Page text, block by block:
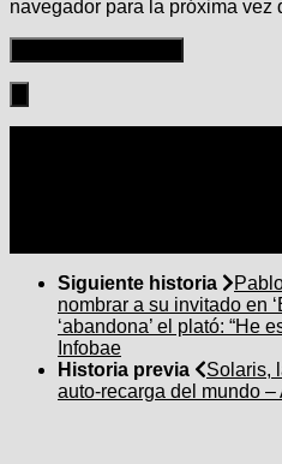
navegador para la próxima vez
Siguiente historia
nombrar a su invitado en
‘abandona’ el plató: “He
Infobae
Historia previa
Solaris,
auto-recarga del mundo –